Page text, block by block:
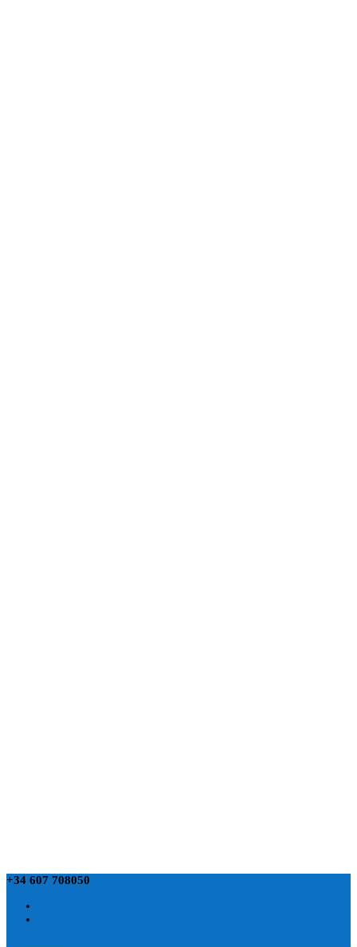
+34 607 708050